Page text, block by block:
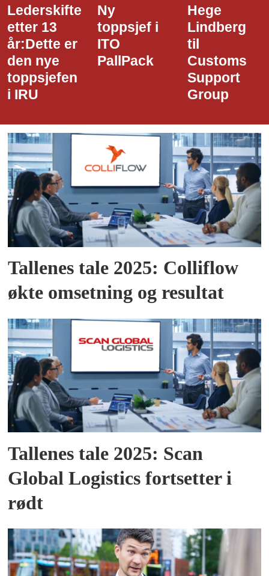
Ny
toppsjef i
ITO
PallPack
Hege
Lindberg
til
Customs
Dette er
den nye
i Narvik
Havn
Tallenes tale 2025: Colliflow
økte omsetning og resultat
Tallenes tale 2025: Scan
Global Logistics fortsetter i
rødt